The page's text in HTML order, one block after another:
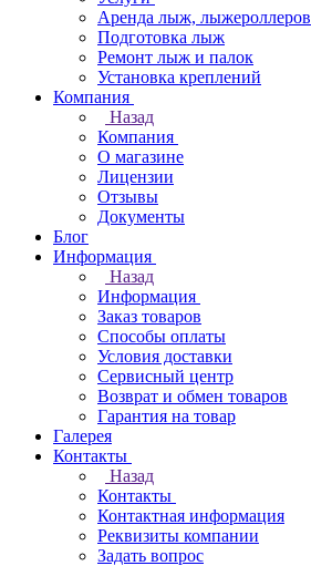
Аренда лыж, лыжероллеров
Подготовка лыж
Ремонт лыж и палок
Установка креплений
Компания
Назад
Компания
О магазине
Лицензии
Отзывы
Документы
Блог
Информация
Назад
Информация
Заказ товаров
Способы оплаты
Условия доставки
Сервисный центр
Возврат и обмен товаров
Гарантия на товар
Галерея
Контакты
Назад
Контакты
Контактная информация
Реквизиты компании
Задать вопрос